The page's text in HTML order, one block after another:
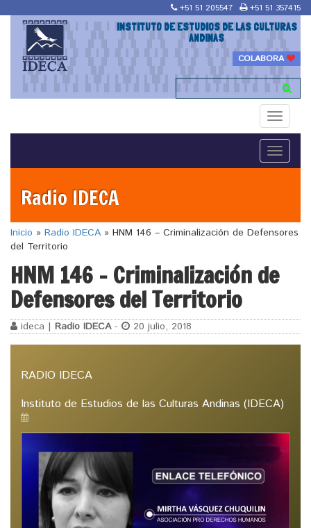
+51 51 205547 +51 51 357415
INSTITUTO DE ESTUDIOS DE LAS CULTURAS
ANDINAS
COLABORA
Toggle
Toggle
Radio IDECA
Inicio » Radio IDECA » HNM 146 – Criminalización de Defensores
del Territorio
HNM 146 – Criminalización de
Defensores del Territorio
ideca | Radio IDECA- 20 julio, 2018
RADIO IDECA
Instituto de Estudios de las Culturas Andinas (IDECA)